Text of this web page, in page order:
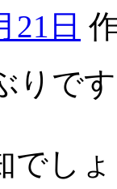
21日
りで
でし